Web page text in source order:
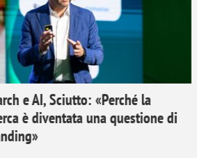
e AI, Sciutto: «Perché la
è diventata una questione di